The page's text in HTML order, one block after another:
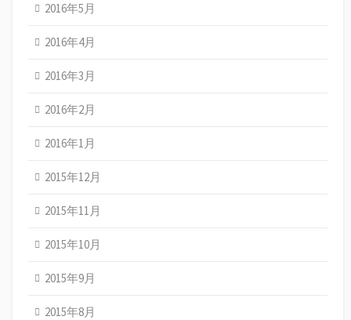
2016年5月
2016年4月
2016年3月
2016年2月
2016年1月
2015年12月
2015年11月
2015年10月
2015年9月
2015年8月